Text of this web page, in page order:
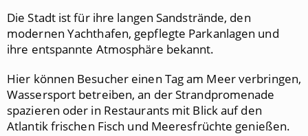
Die Stadt ist für ihre langen Sandstrände, den
modernen Yachthafen, gepflegte Parkanlagen und
ihre entspannte Atmosphäre bekannt.
Hier können Besucher einen Tag am Meer verbringen,
Wassersport betreiben, an der Strandpromenade
spazieren oder in Restaurants mit Blick auf den
Atlantik frischen Fisch und Meeresfrüchte genießen.